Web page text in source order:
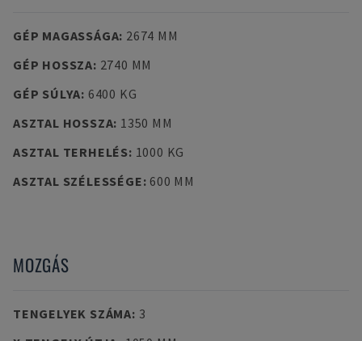
GÉP MAGASSÁGA: 2674 MM
GÉP HOSSZA: 2740 MM
GÉP SÚLYA: 6400 KG
ASZTAL HOSSZA: 1350 MM
ASZTAL TERHELÉS: 1000 KG
ASZTAL SZÉLESSÉGE: 600 MM
MOZGÁS
TENGELYEK SZÁMA: 3